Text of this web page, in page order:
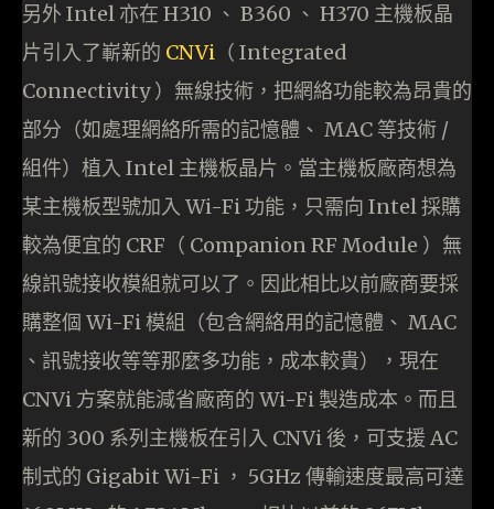
另外 Intel 亦在 H310 、 B360 、 H370 主機板晶
片引入了嶄新的 CNVi （ Integrated
Connectivity ）無線技術，把網絡功能較為昂貴的
部分（如處理網絡所需的記憶體、 MAC 等技術 /
組件）植入 Intel 主機板晶片。當主機板廠商想為
某主機板型號加入 Wi-Fi 功能，只需向 Intel 採購
較為便宜的 CRF（ Companion RF Module ）無
線訊號接收模組就可以了。因此相比以前廠商要採
購整個 Wi-Fi 模組（包含網絡用的記憶體、 MAC
、訊號接收等等那麼多功能，成本較貴），現在
CNVi 方案就能減省廠商的 Wi-Fi 製造成本。而且
新的 300 系列主機板在引入 CNVi 後，可支援 AC
制式的 Gigabit Wi-Fi ， 5GHz 傳輸速度最高可達